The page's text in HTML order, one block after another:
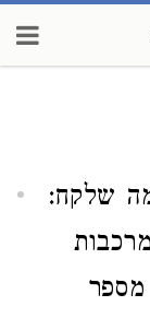
שלקח:
מרכבות